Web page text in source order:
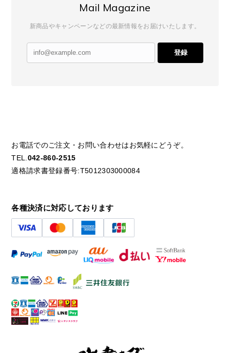
Mail Magazine
新商品やキャンペーンなどの最新情報をお届けいたします。
登録
お電話でのご注文・お問い合わせはお気軽にどうぞ。
TEL. 042-860-2515
適格請求書登録番号:T5012303000084
各種決済に対応しております